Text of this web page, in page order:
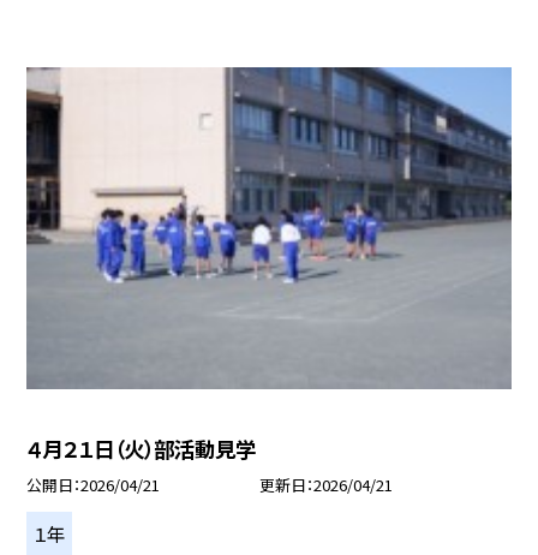
４月２１日（火）部活動見学
公開日 2026/04/21 更新日 2026/04/21
１年